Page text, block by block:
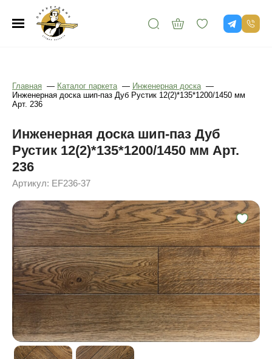
Главная — Каталог паркета — Инженерная доска —
Инженерная доска шип-паз Дуб Рустик 12(2)*135*1200/1450 мм
Арт. 236
Инженерная доска шип-паз Дуб
Рустик 12(2)*135*1200/1450 мм Арт.
236
Артикул: EF236-37